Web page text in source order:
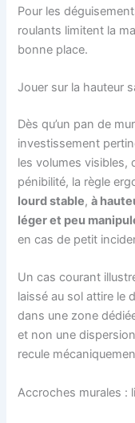
Pour les
roulants limitent la
bonne place.
Jouer sur la hauteur
Dès qu’un pan de
investissement
les volumes visibles,
pénibilité, la règle
lourd stable,à
léger et peu
en cas de petit
Un cas courant
laissé au sol attire le
dans une zone
et non une
recule
Accroches murales :